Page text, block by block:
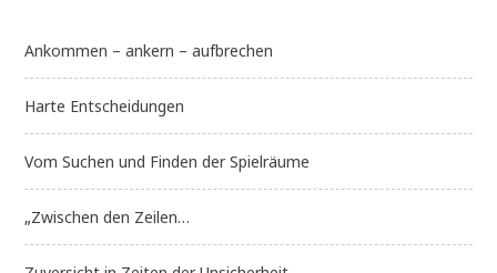
Ankommen – ankern – aufbrechen
Harte Entscheidungen
Vom Suchen und Finden der Spielräume
„Zwischen den Zeilen…